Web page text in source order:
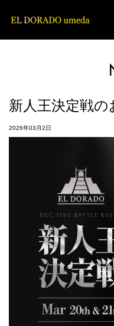
新人王決定戦
2026年03月2日